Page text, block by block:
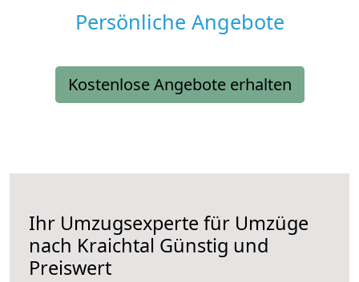
Persönliche Angebote
Kostenlose Angebote erhalten
Ihr Umzugsexperte für Umzüge
nach Kraichtal Günstig und
Preiswert